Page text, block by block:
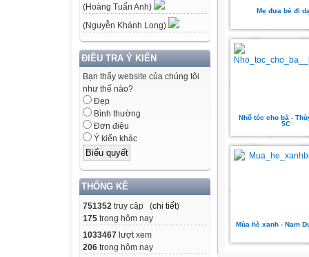
(Hoàng Tuấn Anh)
(Nguyễn Khánh Long)
ĐIỀU TRA Ý KIẾN
Bạn thấy website của chúng tôi
như thế nào?
Đẹp
Bình thường
Đơn điệu
Ý kiến khác
THỐNG KÊ
751352 truy cập (chi tiết)
175 trong hôm nay
1033467 lượt xem
206 trong hôm nay
Mẹ đưa bé đi
Nhổ tóc cho bà -
5C
Mùa hè xanh - Nam